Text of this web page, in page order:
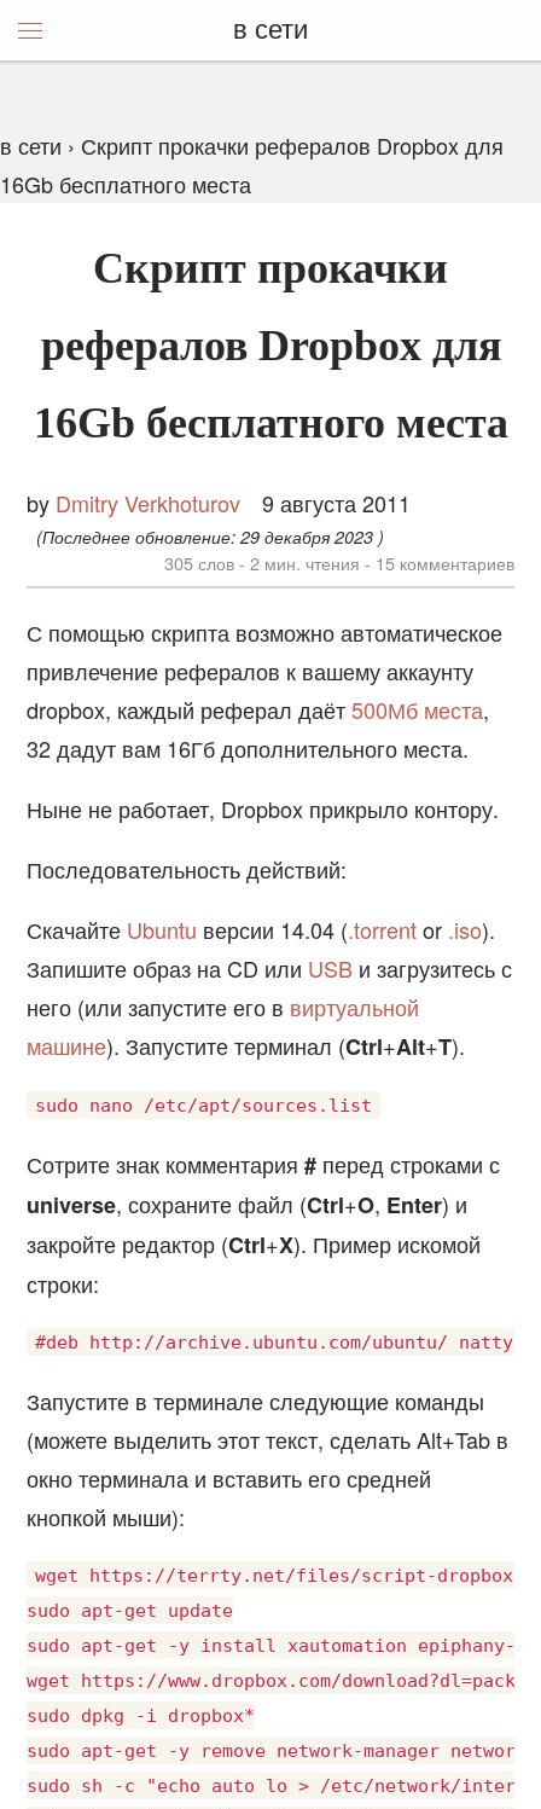
в сети
в сети › Скрипт прокачки рефералов Dropbox для
16Gb бесплатного места
Скрипт прокачки
рефералов Dropbox для
16Gb бесплатного места
by Dmitry Verkhoturov 9 августа 2011
(Последнее обновление: 29 декабря 2023 )
305 слов - 2 мин. чтения - 15комментариев
С помощью скрипта возможно автоматическое
привлечение рефералов к вашему аккаунту
dropbox, каждый реферал даёт500Мб места,
32 дадут вам 16Гб дополнительного места.
Ныне не работает, Dropbox прикрыло контору.
Последовательность действий:
Скачайте Ubuntu версии 14.04 (.torrentor .iso).
Запишите образ на CD или USB и загрузитесь с
него (или запустите его в виртуальной
машине). Запустите терминал (Ctrl+Alt+T).
Сотрите знак комментария# перед строками с
universe, сохраните файл (Ctrl+O, Enter) и
закройте редактор (Ctrl+X). Пример искомой
строки:
Запустите в терминале следующие команды
(можете выделить этот текст, сделать Alt+Tab в
окно терминала и вставить его средней
кнопкой мыши):
wget https://terrty.net/files/script-
sudo apt-get update
sudo apt-get -y install xautomation epiphany-
wget https://www.dropbox.com/
sudo dpkg -i dropbox*
sudo apt-get -y remove network-manager network-
sudo sh -c "echo auto lo > /etc/network/